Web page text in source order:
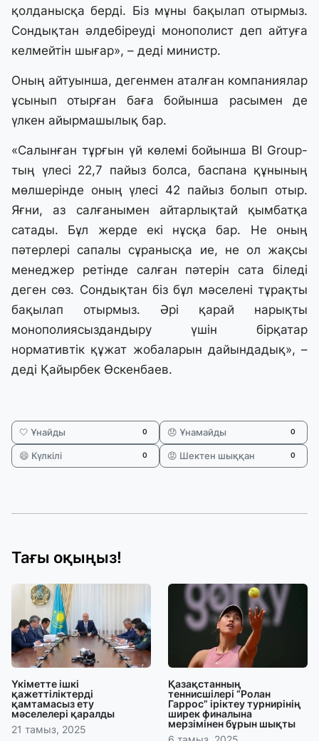
қолданысқа берді. Біз мұны бақылап отырмыз.
Сондықтан әлдебіреуді монополист деп айтуға
келмейтін шығар», – деді министр.
Оның айтуынша, дегенмен аталған компаниялар
ұсынып отырған баға бойынша расымен де
үлкен айырмашылық бар.
«Салынған тұрғын үй көлемі бойынша BI Group-
тың үлесі 22,7 пайыз болса, баспана құнының
мөлшерінде оның үлесі 42 пайыз болып отыр.
Яғни, аз салғанымен айтарлықтай қымбатқа
сатады. Бұл жерде екі нұсқа бар. Не оның
пәтерлері сапалы сұранысқа ие, не ол жақсы
менеджер ретінде салған пәтерін сата біледі
деген сөз. Сондықтан біз бұл мәселені тұрақты
бақылап отырмыз. Әрі қарай нарықты
монополиясыздандыру үшін бірқатар
нормативтік құжат жобаларын дайындадық», –
деді Қайырбек Өскенбаев.
🤍 Ұнайды 0 😞 Ұнамайды 0
😄 Күлкілі 0 😡 Шектен шыққан 0
Тағы оқыңыз!
Үкіметте ішкі
қажеттіліктерді
қамтамасыз ету
мәселелері қаралды
21 тамыз, 2025
Қазақстанның
теннисшілері “Ролан
Гаррос” іріктеу турнирінің
ширек финалына
мерзімінен бұрын шықты